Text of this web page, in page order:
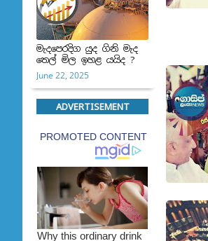
මැදපෙරදිග යුද ගිනි මැද
තෙල් මිල ඉහළ යයිද ?
June 22, 2025
ADVERTISEMENT